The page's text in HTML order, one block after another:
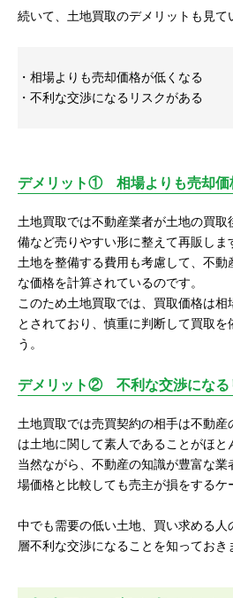
続いて、土地買取のデメリットも見て
・相場よりも売却価格が低くなる
・不利な交渉になるリスクがある
デメリット① 相場よりも売却価
土地買取では不動産業者が土地の買
備など売りやすい形に整えて再販しま
土地を整備する費用も考慮して、不動
な価格を計算されているのです。
このため土地買取では、買取価格は
とされており、慎重に判断して買取を
う。
デメリット② 不利な交渉になる
土地買取では売買契約の相手は不動
は土地に関して素人であることがほと
当然ながら、不動産の知識が豊富な
場価格と比較しても売主が損をするケ
中でも需要の低い土地、買い求める
層不利な交渉になることを知っておき